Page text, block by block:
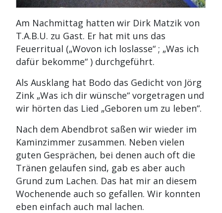
Am Nachmittag hatten wir Dirk Matzik von
T.A.B.U. zu Gast. Er hat mit uns das
Feuerritual („Wovon ich loslasse“ ; „Was ich
dafür bekomme“ ) durchgeführt.
Als Ausklang hat Bodo das Gedicht von Jörg
Zink „Was ich dir wünsche“ vorgetragen und
wir hörten das Lied „Geboren um zu leben“.
Nach dem Abendbrot saßen wir wieder im
Kaminzimmer zusammen. Neben vielen
guten Gesprächen, bei denen auch oft die
Tränen gelaufen sind, gab es aber auch
Grund zum Lachen. Das hat mir an diesem
Wochenende auch so gefallen. Wir konnten
eben einfach auch mal lachen.